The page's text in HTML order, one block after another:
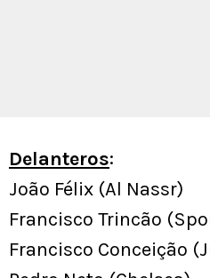
Delanteros:
João Félix (Al Nassr)
Francisco Trincão
Francisco Conceição